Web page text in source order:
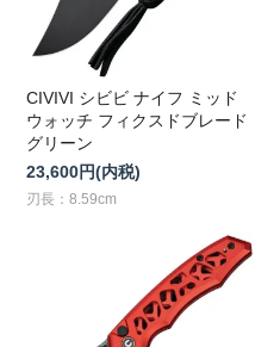
CIVIVI シビビ ナイフ ミッド
ウォッチ フィクスドブレード
グリーン
23,600円(内税)
刃長：8.59cm